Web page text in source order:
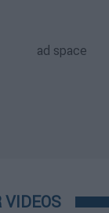
VIDEOS